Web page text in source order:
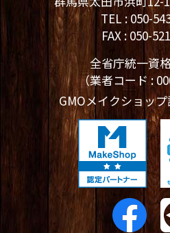
TEL : 050-
FAX : 050-
全省庁統一資
（業者コード :
GMOメイクショッ